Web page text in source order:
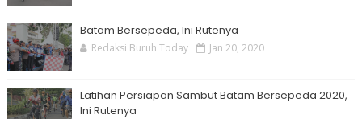
Batam Bersepeda, Ini Rutenya
Redaksi Buruh Today Jan 20, 2020
Latihan Persiapan Sambut Batam Bersepeda 2020,
Ini Rutenya